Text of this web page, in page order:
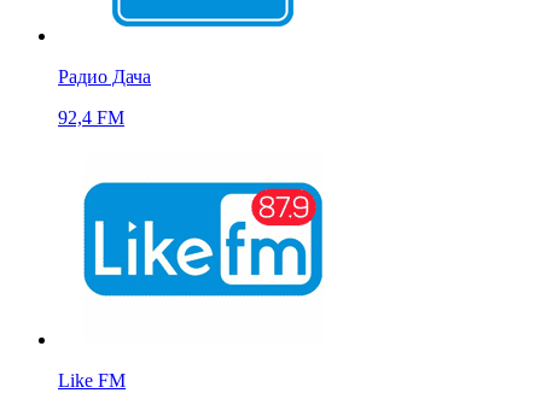
Радио Дача
92,4 FM
Like FM